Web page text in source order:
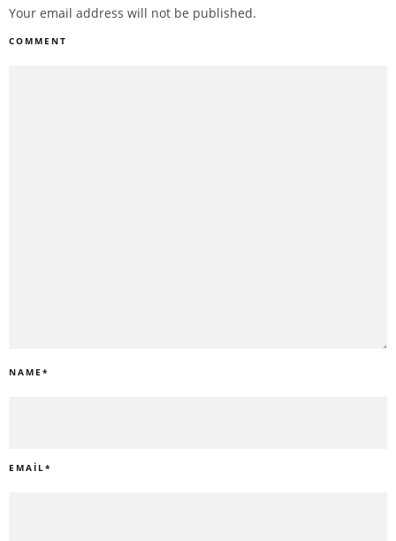
Your email address will not be published.
COMMENT
NAME *
EMAIL*